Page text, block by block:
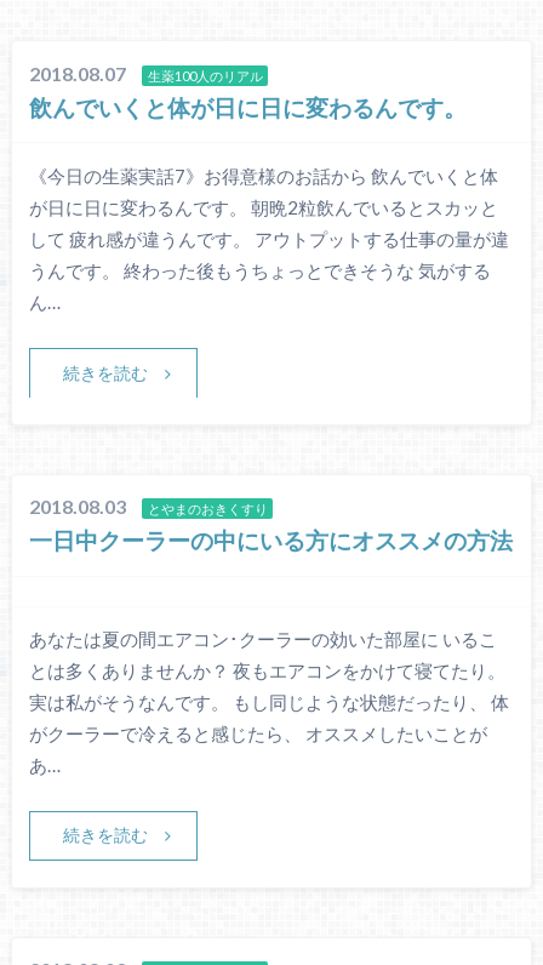
2018.08.07 生薬100人のリアル
飲んでいくと体が日に日に変わるんです。
《今日の生薬実話7》お得意様のお話から 飲んでいくと体
が日に日に変わるんです。 朝晩2粒飲んでいるとスカッと
して 疲れ感が違うんです。 アウトプットする仕事の量が違
うんです。 終わった後もうちょっとできそうな 気がする
ん…
続きを読む
2018.08.03 とやまのおきくすり
一日中クーラーの中にいる方にオススメの方法
あなたは夏の間エアコン･クーラーの効いた部屋に いるこ
とは多くありませんか？ 夜もエアコンをかけて寝てたり。
実は私がそうなんです。 もし同じような状態だったり、 体
がクーラーで冷えると感じたら、 オススメしたいことが
あ…
続きを読む